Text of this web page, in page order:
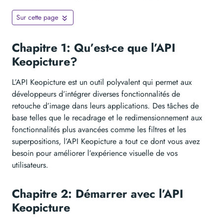
Sur cette page
Chapitre 1: Qu’est-ce que l’API
Keopicture?
L’API Keopicture est un outil polyvalent qui permet aux
développeurs d’intégrer diverses fonctionnalités de
retouche d’image dans leurs applications. Des tâches de
base telles que le recadrage et le redimensionnement aux
fonctionnalités plus avancées comme les filtres et les
superpositions, l’API Keopicture a tout ce dont vous avez
besoin pour améliorer l’expérience visuelle de vos
utilisateurs.
Chapitre 2: Démarrer avec l’API
Keopicture